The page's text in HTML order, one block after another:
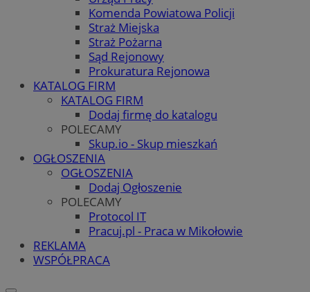
Komenda Powiatowa Policji
Straż Miejska
Straż Pożarna
Sąd Rejonowy
Prokuratura Rejonowa
KATALOG FIRM
KATALOG FIRM
Dodaj firmę do katalogu
POLECAMY
Skup.io - Skup mieszkań
OGŁOSZENIA
OGŁOSZENIA
Dodaj Ogłoszenie
POLECAMY
Protocol IT
Pracuj.pl - Praca w Mikołowie
REKLAMA
WSPÓŁPRACA